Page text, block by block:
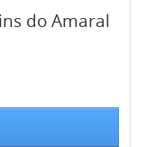
do Amaral